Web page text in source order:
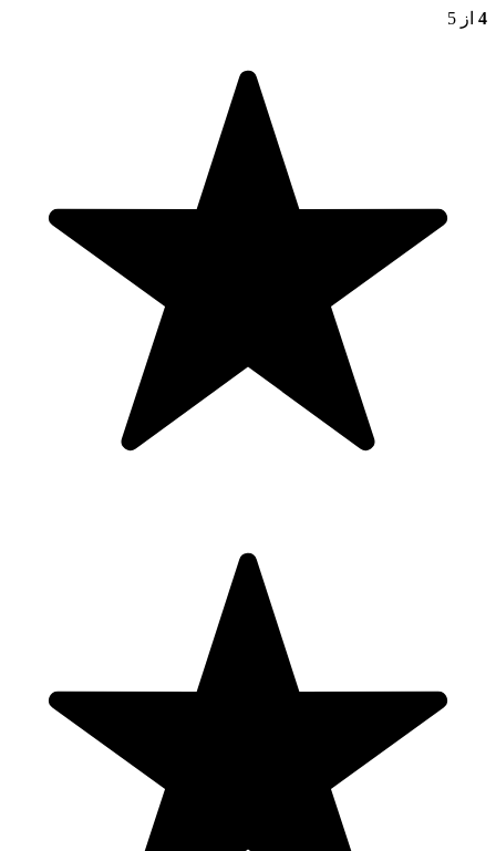
4 از 5